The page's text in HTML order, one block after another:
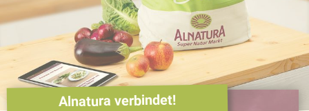
Alnatura verbindet!